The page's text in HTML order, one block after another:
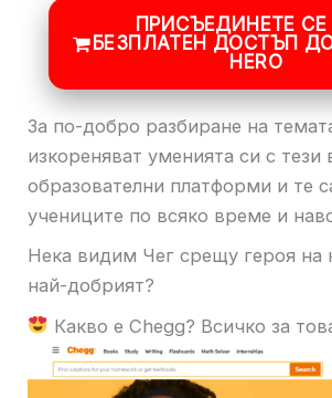
ПРИСЪЕДИНЕТЕ СЕ
БЕЗПЛАТЕН ДОСТЪП ДО
HERO
За по-добро разбиране на
изкореняват уменията си с тези
образователни платформи и те
учениците по всяко време и
Нека видим Чег срещу героя на
най-добрият?
Какво е Chegg? Всичко за